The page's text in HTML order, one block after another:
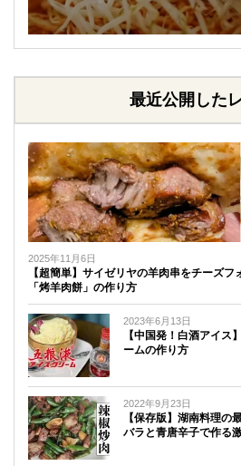
最近公開した
2025年11月6日
【超簡単】サイゼリヤの羊肉串をチーズ
「烤羊肉餅」の作り方
2023年6月13日
【中国発！白酒アイス
ームの作り方
2022年9月23日
【保存版】湖南料理の
バラと青唐辛子で作る